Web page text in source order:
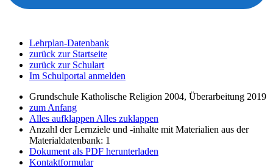
Lehrplan-Datenbank
zurück zur Startseite
zurück zur Schulart
Im Schulportal anmelden
Grundschule Katholische Religion 2004, Überarbeitung 2019
zum Anfang
Alles aufklappen Alles zuklappen
Anzahl der Lernziele und -inhalte mit Materialien aus der
Materialdatenbank: 1
Dokument als PDF herunterladen
Kontaktformular